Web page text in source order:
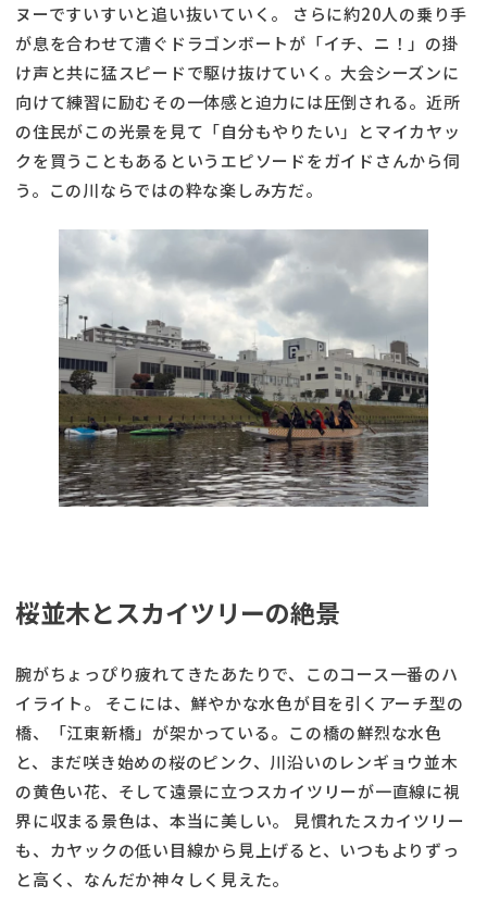
ヌーですいすいと追い抜いていく。 さらに約20人の乗り手
が息を合わせて漕ぐドラゴンボートが「イチ、ニ！」の掛
け声と共に猛スピードで駆け抜けていく。大会シーズンに
向けて練習に励むその一体感と迫力には圧倒される。近所
の住民がこの光景を見て「自分もやりたい」とマイカヤッ
クを買うこともあるというエピソードをガイドさんから伺
う。この川ならではの粋な楽しみ方だ。
桜並木とスカイツリーの絶景
腕がちょっぴり疲れてきたあたりで、このコース一番のハ
イライト。 そこには、鮮やかな水色が目を引くアーチ型の
橋、「江東新橋」が架かっている。この橋の鮮烈な水色
と、まだ咲き始めの桜のピンク、川沿いのレンギョウ並木
の黄色い花、そして遠景に立つスカイツリーが一直線に視
界に収まる景色は、本当に美しい。 見慣れたスカイツリー
も、カヤックの低い目線から見上げると、いつもよりずっ
と高く、なんだか神々しく見えた。